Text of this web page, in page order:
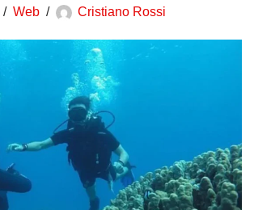
Web Cristiano Rossi